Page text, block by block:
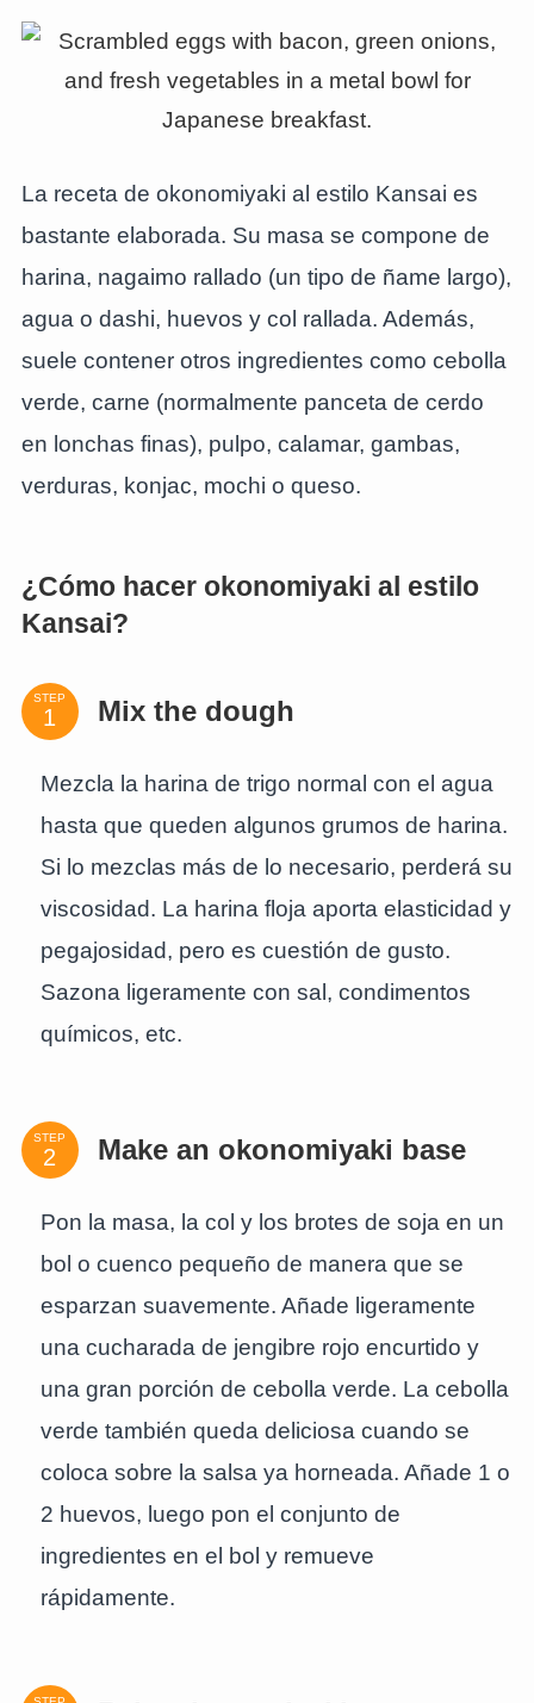
La receta de okonomiyaki al estilo Kansai es
bastante elaborada. Su masa se compone de
harina, nagaimo rallado (un tipo de ñame largo),
agua o dashi, huevos y col rallada. Además,
suele contener otros ingredientes como cebolla
verde, carne (normalmente panceta de cerdo
en lonchas finas), pulpo, calamar, gambas,
verduras, konjac, mochi o queso.
¿Cómo hacer okonomiyaki al estilo
Kansai?
STEP Mix the dough
Mezcla la harina de trigo normal con el agua
hasta que queden algunos grumos de harina.
Si lo mezclas más de lo necesario, perderá su
viscosidad. La harina floja aporta elasticidad y
pegajosidad, pero es cuestión de gusto.
Sazona ligeramente con sal, condimentos
químicos, etc.
STEP Make an okonomiyaki base
Pon la masa, la col y los brotes de soja en un
bol o cuenco pequeño de manera que se
esparzan suavemente. Añade ligeramente
una cucharada de jengibre rojo encurtido y
una gran porción de cebolla verde. La cebolla
verde también queda deliciosa cuando se
coloca sobre la salsa ya horneada. Añade 1 o
2 huevos, luego pon el conjunto de
ingredientes en el bol y remueve
rápidamente.